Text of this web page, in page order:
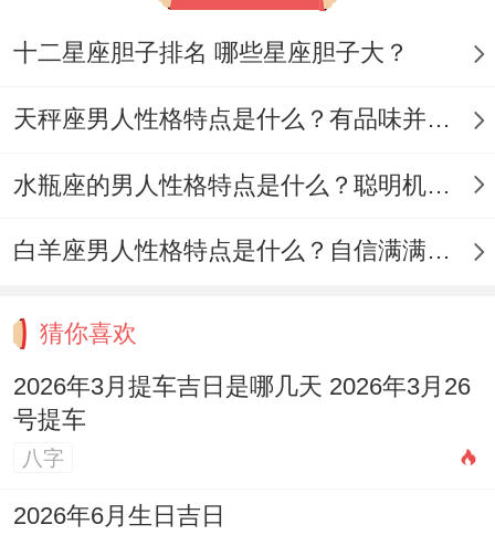
有团队把垃圾回收做成AR互动游戏。用户
分类正确就能介绍城市 彩蛋、这个水瓶座主
导的项目半年就让社区回收率提升65%.再以
~越能看见水瓶座开疆拓土的身影.
心理咨询的读心术~别看水瓶座平时像个冷
X光机。
说实话，有位专攻青少年心理的咨询师;开发
出用游戏角色扮演疏导情绪的方法、成功帮
200多个孩子走出心理阴影。
他们的咨询室说不定摆满星战手办- 约莫挂
十二星座胆子排名 哪些星座胆子大？
天秤座男人性格特点是什么？有品味并注重美感
水瓶座的男人性格特点是什么？聪明机智理性冷静
白羊座男人性格特点是什么？自信满满但缺乏耐心
猜你喜欢
2026年3月提车吉日是哪几天 2026年3月26
号提车
八字
2026年6月生日吉日